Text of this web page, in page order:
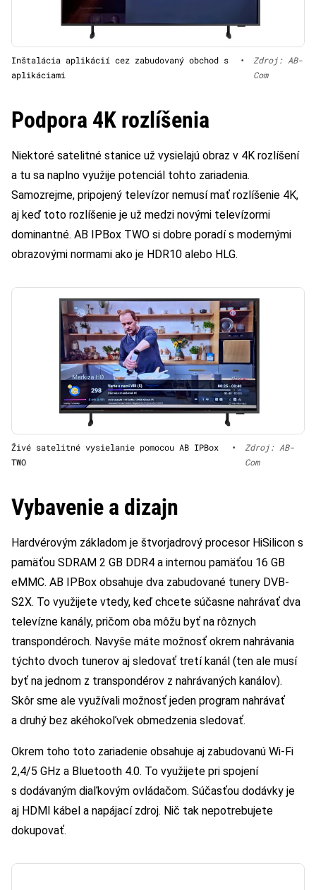
Inštalácia aplikácií cez zabudovaný obchod s
aplikáciami
•
Zdroj: AB-
Com
Podpora 4K rozlíšenia
Niektoré satelitné stanice už vysielajú obraz v 4K rozlíšení
a tu sa naplno využije potenciál tohto zariadenia.
Samozrejme, pripojený televízor nemusí mať rozlíšenie 4K,
aj keď toto rozlíšenie je už medzi novými televízormi
dominantné. AB IPBox TWO si dobre poradí s modernými
obrazovými normami ako je HDR10 alebo HLG.
Živé satelitné vysielanie pomocou AB IPBox
TWO
•
Zdroj: AB-
Com
Vybavenie a dizajn
Hardvérovým základom je štvorjadrový procesor HiSilicon s
pamäťou SDRAM 2 GB DDR4 a internou pamäťou 16 GB
eMMC. AB IPBox obsahuje dva zabudované tunery DVB-
S2X. To využijete vtedy, keď chcete súčasne nahrávať dva
televízne kanály, pričom oba môžu byť na rôznych
transpondéroch. Navyše máte možnosť okrem nahrávania
týchto dvoch tunerov aj sledovať tretí kanál (ten ale musí
byť na jednom z transpondérov z nahrávaných kanálov).
Skôr sme ale využívali možnosť jeden program nahrávať
a druhý bez akéhokoľvek obmedzenia sledovať.
Okrem toho toto zariadenie obsahuje aj zabudovanú Wi-Fi
2,4/5 GHz a Bluetooth 4.0. To využijete pri spojení
s dodávaným diaľkovým ovládačom. Súčasťou dodávky je
aj HDMI kábel a napájací zdroj. Nič tak nepotrebujete
dokupovať.